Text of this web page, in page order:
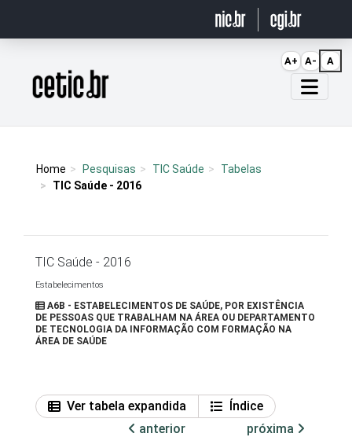
Página inicial
Home Pesquisas TIC Saúde
Tabelas
TIC Saúde - 2016
TIC Saúde - 2016
Estabelecimentos
A6B - ESTABELECIMENTOS DE SAÚDE, POR EXISTÊNCIA
DE PESSOAS QUE TRABALHAM NA ÁREA OU DEPARTAMENTO
DE TECNOLOGIA DA INFORMAÇÃO COM FORMAÇÃO NA
ÁREA DE SAÚDE
Ver tabela expandida
Índice
anterior
próxima
A+ A- A